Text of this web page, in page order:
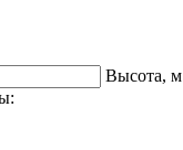
Высота, м